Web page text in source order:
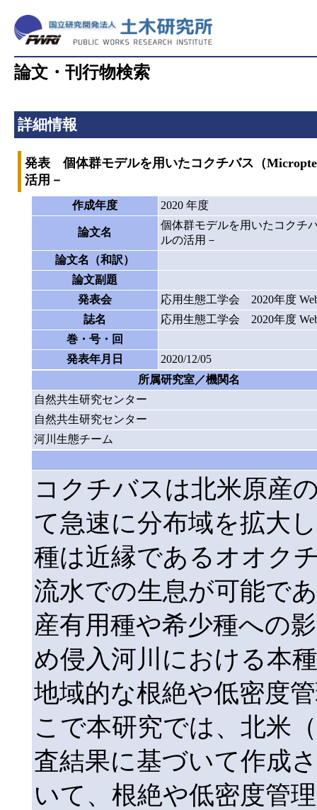
論文・刊行物検索
詳細情報
発表 個体群モデルを用いたコクチバス（
活用－
作成年度 2020 年度
論文名
個体群モデルを用いたコクチ
ルの活用－
論文名（和訳）
論文副題
発表会
応用生態工学会 2020年度
誌名
応用生態工学会 2020年度
巻・号・回
発表年月日
2020/12/05
所属研究室／機関名
自然共生研究センター
自然共生研究センター
河川生態チーム
コクチバスは北米原産
て急速に分布域を拡大
種は近縁であるオオク
流水での生息が可能で
産有用種や希少種への
め侵入河川における本
地域的な根絶や低密度
こで本研究では、北米
査結果に基づいて作成
いて、根絶や低密度管